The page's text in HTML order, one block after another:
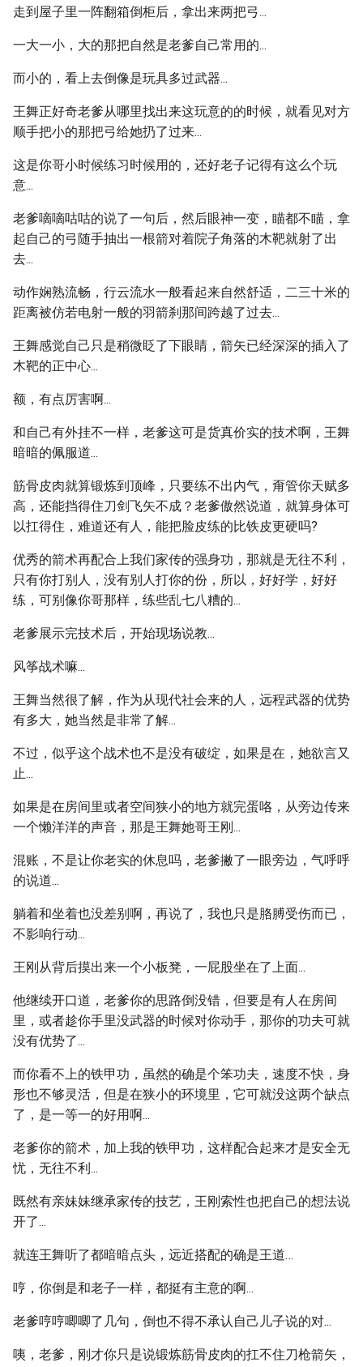
走到屋子里一阵翻箱倒柜后，拿出来两把弓...
一大一小，大的那把自然是老爹自己常用的...
而小的，看上去倒像是玩具多过武器...
王舞正好奇老爹从哪里找出来这玩意的的时候，就看见对方
顺手把小的那把弓给她扔了过来...
这是你哥小时候练习时候用的，还好老子记得有这么个玩
意...
老爹嘀嘀咕咕的说了一句后，然后眼神一变，瞄都不瞄，拿
起自己的弓随手抽出一根箭对着院子角落的木靶就射了出
去...
动作娴熟流畅，行云流水一般看起来自然舒适，二三十米的
距离被仿若电射一般的羽箭刹那间跨越了过去...
王舞感觉自己只是稍微眨了下眼睛，箭矢已经深深的插入了
木靶的正中心...
额，有点厉害啊...
和自己有外挂不一样，老爹这可是货真价实的技术啊，王舞
暗暗的佩服道...
筋骨皮肉就算锻炼到顶峰，只要练不出内气，甭管你天赋多
高，还能挡得住刀剑飞矢不成？老爹傲然说道，就算身体可
以扛得住，难道还有人，能把脸皮练的比铁皮更硬吗?
优秀的箭术再配合上我们家传的强身功，那就是无往不利，
只有你打别人，没有别人打你的份，所以，好好学，好好
练，可别像你哥那样，练些乱七八糟的...
老爹展示完技术后，开始现场说教...
风筝战术嘛...
王舞当然很了解，作为从现代社会来的人，远程武器的优势
有多大，她当然是非常了解...
不过，似乎这个战术也不是没有破绽，如果是在，她欲言又
止...
如果是在房间里或者空间狭小的地方就完蛋咯，从旁边传来
一个懒洋洋的声音，那是王舞她哥王刚...
混账，不是让你老实的休息吗，老爹撇了一眼旁边，气呼呼
的说道...
躺着和坐着也没差别啊，再说了，我也只是胳膊受伤而已，
不影响行动...
王刚从背后摸出来一个小板凳，一屁股坐在了上面...
他继续开口道，老爹你的思路倒没错，但要是有人在房间
里，或者趁你手里没武器的时候对你动手，那你的功夫可就
没有优势了...
而你看不上的铁甲功，虽然的确是个笨功夫，速度不快，身
形也不够灵活，但是在狭小的环境里，它可就没这两个缺点
了，是一等一的好用啊...
老爹你的箭术，加上我的铁甲功，这样配合起来才是安全无
忧，无往不利...
既然有亲妹妹继承家传的技艺，王刚索性也把自己的想法说
开了...
就连王舞听了都暗暗点头，远近搭配的确是王道…
哼，你倒是和老子一样，都挺有主意的啊...
老爹哼哼唧唧了几句，倒也不得不承认自己儿子说的对...
咦，老爹，刚才你只是说锻炼筋骨皮肉的扛不住刀枪箭矢，